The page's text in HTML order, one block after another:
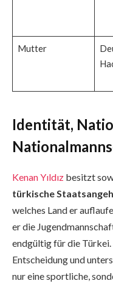
Mutter
Identität,
Kenan Yıldız besitzt
türkische
welches Land er
er die
endgültig für die
Entscheidung und
nur eine sportliche,